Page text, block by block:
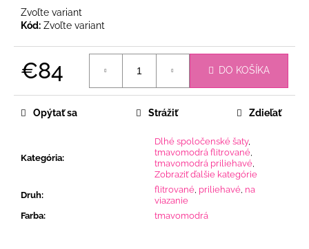
Zvoľte variant
Kód: Zvoľte variant
€84 DO KOŠÍKA
Kategória:
Dlhé spoločenské šaty,
tmavomodrá flitrované
tmavomodrá priliehavé
Zobraziť ďalšie kategórie
Druh:
flitrované priliehavé na
viazanie
Farba: tmavomodrá
Opýtať sa Strážiť Zdieľať